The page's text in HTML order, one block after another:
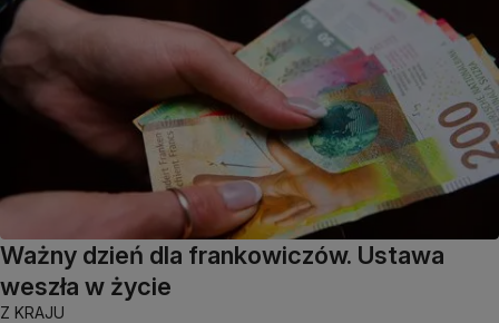
Ważny dzień dla frankowiczów. Ustawa
weszła w życie
Z KRAJU